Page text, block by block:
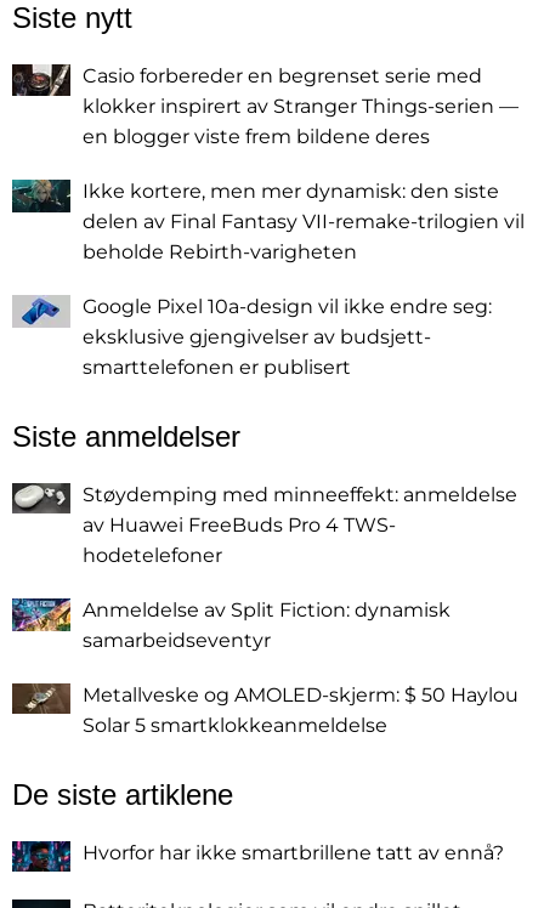
Siste nytt
Casio forbereder en begrenset serie med
klokker inspirert av Stranger Things-serien —
en blogger viste frem bildene deres
Ikke kortere, men mer dynamisk: den siste
delen av Final Fantasy VII-remake-trilogien vil
beholde Rebirth-varigheten
Google Pixel 10a-design vil ikke endre seg:
eksklusive gjengivelser av budsjett-
smarttelefonen er publisert
Siste anmeldelser
Støydemping med minneeffekt: anmeldelse
av Huawei FreeBuds Pro 4 TWS-
hodetelefoner
Anmeldelse av Split Fiction: dynamisk
samarbeidseventyr
Metallveske og AMOLED-skjerm: $ 50 Haylou
Solar 5 smartklokkeanmeldelse
De siste artiklene
Hvorfor har ikke smartbrillene tatt av ennå?